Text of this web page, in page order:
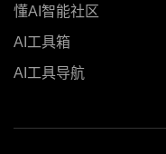
懂AI智能社区
AI工具箱
AI工具导航